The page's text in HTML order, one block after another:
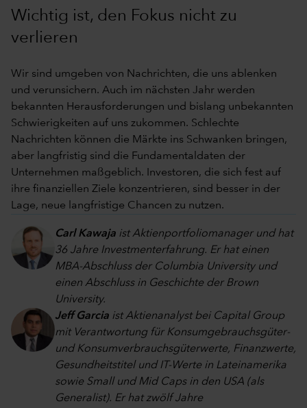
Wichtig ist, den Fokus nicht zu
verlieren
Wir sind umgeben von Nachrichten, die uns ablenken
und verunsichern. Auch im nächsten Jahr werden
bekannten Herausforderungen und bislang unbekannten
Schwierigkeiten auf uns zukommen. Schlechte
Nachrichten können die Märkte ins Schwanken bringen,
aber langfristig sind die Fundamentaldaten der
Unternehmen maßgeblich. Investoren, die sich fest auf
ihre finanziellen Ziele konzentrieren, sind besser in der
Lage, neue langfristige Chancen zu nutzen.
Carl Kawaja ist Aktienportfoliomanager und hat
36 Jahre Investmenterfahrung. Er hat einen
MBA-Abschluss der Columbia University und
einen Abschluss in Geschichte der Brown
University.
Jeff Garcia ist Aktienanalyst bei Capital Group
mit Verantwortung für Konsumgebrauchsgüter-
und Konsumverbrauchsgüterwerte, Finanzwerte,
Gesundheitstitel und IT-Werte in Lateinamerika
sowie Small und Mid Caps in den USA (als
Generalist). Er hat zwölf Jahre